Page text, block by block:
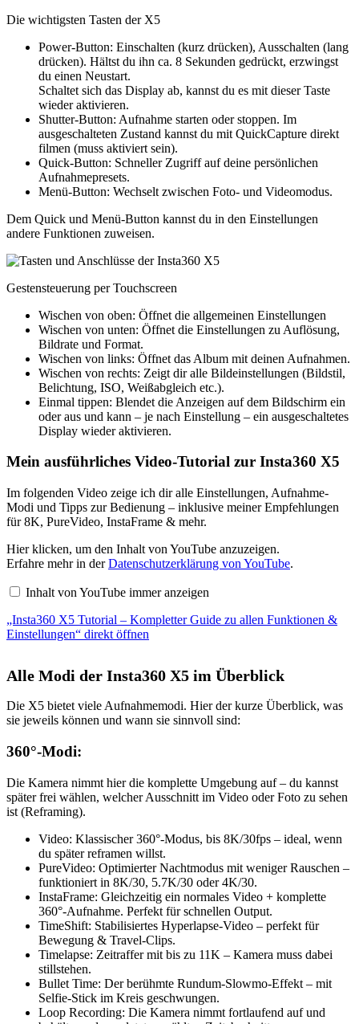
Die wichtigsten Tasten der X5
Power-Button: Einschalten (kurz drücken), Ausschalten (lang
drücken). Hältst du ihn ca. 8 Sekunden gedrückt, erzwingst
du einen Neustart.
Schaltet sich das Display ab, kannst du es mit dieser Taste
wieder aktivieren.
Shutter-Button: Aufnahme starten oder stoppen. Im
ausgeschalteten Zustand kannst du mit QuickCapture direkt
filmen (muss aktiviert sein).
Quick-Button: Schneller Zugriff auf deine persönlichen
Aufnahmepresets.
Menü-Button: Wechselt zwischen Foto- und Videomodus.
Dem Quick und Menü-Button kannst du in den Einstellungen
andere Funktionen zuweisen.
Gestensteuerung per Touchscreen
Wischen von oben: Öffnet die allgemeinen Einstellungen
Wischen von unten: Öffnet die Einstellungen zu Auflösung,
Bildrate und Format.
Wischen von links: Öffnet das Album mit deinen Aufnahmen.
Wischen von rechts: Zeigt dir alle Bildeinstellungen (Bildstil,
Belichtung, ISO, Weißabgleich etc.).
Einmal tippen: Blendet die Anzeigen auf dem Bildschirm ein
oder aus und kann – je nach Einstellung – ein ausgeschaltetes
Display wieder aktivieren.
Mein ausführliches Video-Tutorial zur Insta360 X5
Im folgenden Video zeige ich dir alle Einstellungen, Aufnahme-
Modi und Tipps zur Bedienung – inklusive meiner Empfehlungen
für 8K, PureVideo, InstaFrame & mehr.
„Insta360
X5
Tutorial
–
Kompletter
zu
allen
Funktionen
Einstellungen“
von
anzeigen
Hier klicken, um den Inhalt von YouTube anzuzeigen.
Erfahre mehr in derDatenschutzerklärung von YouTube.
Inhalt von YouTube immer anzeigen
„Insta360 X5 Tutorial – Kompletter Guide zu allen Funktionen &
Einstellungen“ direkt öffnen
Alle Modi der Insta360 X5 im Überblick
Die X5 bietet viele Aufnahmemodi. Hier der kurze Überblick, was
sie jeweils können und wann sie sinnvoll sind:
360°-Modi:
Die Kamera nimmt hier die komplette Umgebung auf – du kannst
später frei wählen, welcher Ausschnitt im Video oder Foto zu sehen
ist (Reframing).
Video: Klassischer 360°-Modus, bis 8K/30fps – ideal, wenn
du später reframen willst.
PureVideo: Optimierter Nachtmodus mit weniger Rauschen –
funktioniert in 8K/30, 5.7K/30 oder 4K/30.
InstaFrame: Gleichzeitig ein normales Video + komplette
360°-Aufnahme. Perfekt für schnellen Output.
TimeShift: Stabilisiertes Hyperlapse-Video – perfekt für
Bewegung & Travel-Clips.
Timelapse: Zeitraffer mit bis zu 11K – Kamera muss dabei
stillstehen.
Bullet Time: Der berühmte Rundum-Slowmo-Effekt – mit
Selfie-Stick im Kreis geschwungen.
Loop Recording: Die Kamera nimmt fortlaufend auf und